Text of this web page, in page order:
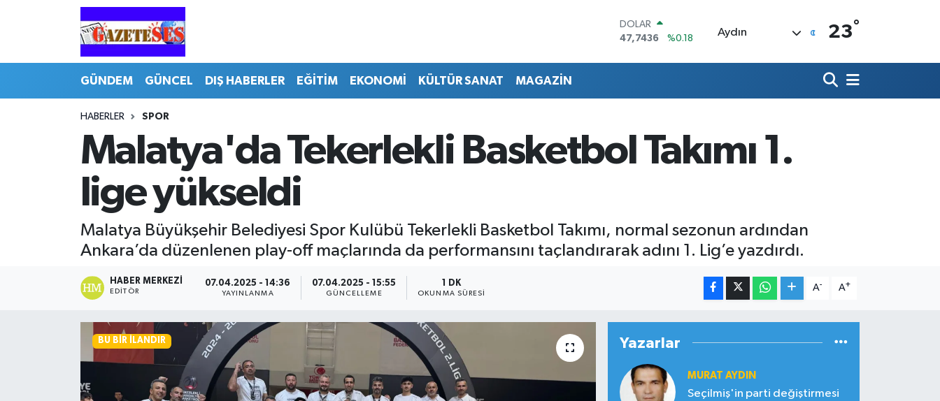
DOLAR
47,7436
%0.18
BİST100
13.773
%-19
BITCOIN
Aydın 23°
GÜNDEM GÜNCEL DIŞ HABERLER EĞİTİM EKONOMİ KÜLTÜR SANAT MAGAZİN
HABERLER SPOR
Malatya'da Tekerlekli Basketbol Takımı 1.
lige yükseldi
Malatya Büyükşehir Belediyesi Spor Kulübü Tekerlekli Basketbol Takımı, normal sezonun ardından
Ankara’da düzenlenen play-off maçlarında da performansını taçlandırarak adını 1. Lig’e yazdırdı.
HABER MERKEZI
EDITÖR
07.04.2025 - 14:36
YAYINLANMA
07.04.2025 - 15:55
GÜNCELLEME
1 DK
OKUNMA SÜRESI
A- A+
BU BIR İLANDIR Yazarlar
MURAT AYDIN
Seçilmiş'in parti değiştirmesi